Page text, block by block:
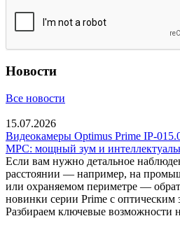
Новости
Все новости
15.07.2026
Видеокамеры Optimus Prime IP-
MPC: мощный зум и
Если вам нужно детальное
расстоянии — например, на
или охраняемом периметре —
новинки серии Prime с оптическим
Разбираем ключевые возможности